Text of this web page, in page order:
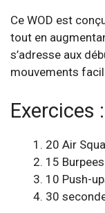
Ce WOD est
tout en
s’adresse aux
mouvements
Exercices :
20 Air
15 Burpees
10 Push-
30